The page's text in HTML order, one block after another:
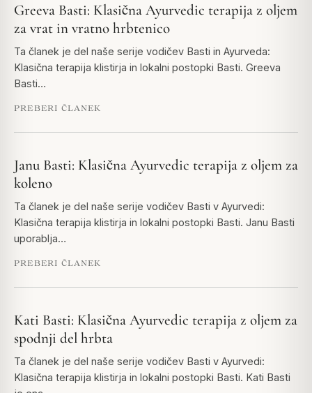
Greeva Basti: Klasična Ayurvedic terapija z oljem
za vrat in vratno hrbtenico
Ta članek je del naše serije vodičev Basti in Ayurveda:
Klasična terapija klistirja in lokalni postopki Basti. Greeva
Basti…
PREBERI ČLANEK
Janu Basti: Klasična Ayurvedic terapija z oljem za
koleno
Ta članek je del naše serije vodičev Basti v Ayurvedi:
Klasična terapija klistirja in lokalni postopki Basti. Janu Basti
uporablja…
PREBERI ČLANEK
Kati Basti: Klasična Ayurvedic terapija z oljem za
spodnji del hrbta
Ta članek je del naše serije vodičev Basti v Ayurvedi:
Klasična terapija klistirja in lokalni postopki Basti. Kati Basti